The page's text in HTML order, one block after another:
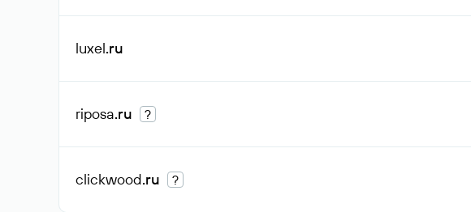
luxel.ru
riposa.ru ?
clickwood.ru ?